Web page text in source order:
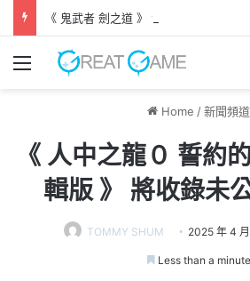
《 鬼武者 劍之道 》 實機試玩報告 源義
Menu
Home /新聞頻道
《 人中之龍０ 誓約
輯版 》 將收錄未
TOMMY SHUM 2025 年 4
Less than a minute